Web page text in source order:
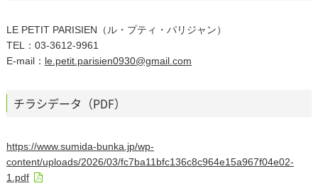
LE PETIT PARISIEN（ル・プティ・パリジャン）
TEL：03-3612-9961
E-mail： le.petit.parisien0930@gmail.com
チラシデータ（PDF）
https://www.sumida-bunka.jp/wp-
content/uploads/2026/03/fc7ba11bfc136c8c964e15a967f04e02-
1.pdf